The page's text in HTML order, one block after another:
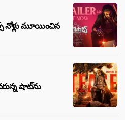
నోళ్లు మూయించిన
షాట్‌ను